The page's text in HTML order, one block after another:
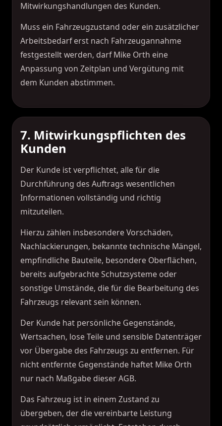
Mitwirkungshandlungen des Kunden.
Muss ein Fahrzeugzustand oder ein zusätzlicher
Arbeitsbedarf erst nach Fahrzeugannahme
festgestellt werden, darf Mike Orth eine
Anpassung von Zeitplan und Vergütung mit
dem Kunden abstimmen.
7. Mitwirkungspflichten des
Kunden
Der Kunde ist verpflichtet, alle für die
Durchführung des Auftrags wesentlichen
Informationen vollständig und richtig
mitzuteilen.
Hierzu zählen insbesondere Vorschäden,
Nachlackierungen, bekannte technische Mängel,
empfindliche Bauteile, besondere Oberflächen,
bereits aufgebrachte Schutzsysteme oder
sonstige Umstände, die für die Bearbeitung des
Fahrzeugs relevant sein können.
Der Kunde hat persönliche Gegenstände,
Wertsachen, lose Teile und sensible Datenträger
vor Übergabe des Fahrzeugs zu entfernen. Für
nicht entfernte Gegenstände haftet Mike Orth
nur nach Maßgabe dieser AGB.
Das Fahrzeug ist in einem Zustand zu
übergeben, der die vereinbarte Leistung